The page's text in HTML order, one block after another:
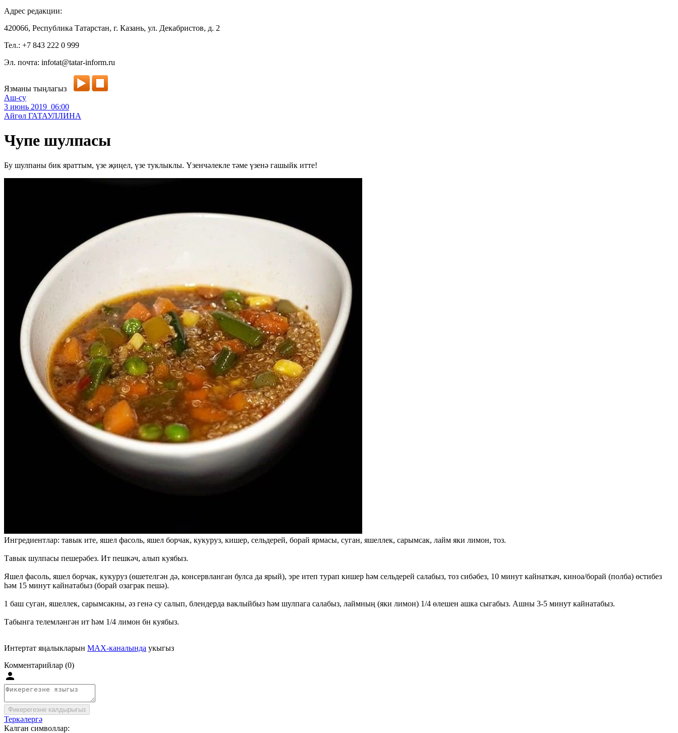
Адрес редакции:
420066, Республика Татарстан, г. Казань, ул. Декабристов, д. 2
Тел.: +7 843 222 0 999
Эл. почта: infotat@tatar-inform.ru
Язманы тыңлагыз
Аш-су
3 июнь 2019 06:00
Айгөл ГАТАУЛЛИНА
Чупе шулпасы
Бу шулпаны бик яраттым, үзе җиңел, үзе туклыклы. Үзенчәлекле тәме үзенә гашыйк итте!
Ингредиентлар: тавык ите, яшел фасоль, яшел борчак, кукуруз, кишер, сельдерей, борай ярмасы, суган, яшеллек, сарымсак, лайм яки лимон, тоз.
Тавык шулпасы пешерәбез. Ит пешкәч, алып куябыз.
Яшел фасоль, яшел борчак, кукуруз (өшетелгән дә, консервланган булса да ярый), эре итеп турап кишер һәм сельдерей салабыз, тоз сибәбез, 10 минут кайнаткач, киноа/борай (полба) өстибез
һәм 15 минут кайнатабыз (борай озаграк пешә).
1 баш суган, яшеллек, сарымсакны, әз генә су салып, блендерда ваклыйбыз һәм шулпага салабыз, лаймның (яки лимон) 1/4 өлешен ашка сыгабыз. Ашны 3-5 минут кайнатабыз.
Табынга телемләнгән ит һәм 1/4 лимон бн куябыз.
Интертат яңалыкларын MAX-каналында укыгыз
Комментарийлар (0)
Фикерегезне калдырыгыз
Теркәлергә
Калган символлар: